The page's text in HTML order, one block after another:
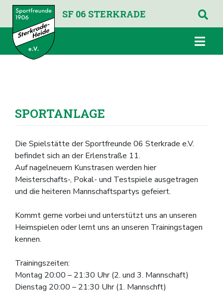
SF 06 STERKRADE
SPORTANLAGE
Die Spielstätte der Sportfreunde 06 Sterkrade e.V.
befindet sich an der Erlenstraße 11.
Auf nagelneuem Kunstrasen werden hier
Meisterschafts-, Pokal- und Testspiele ausgetragen
und die heiteren Mannschaftspartys gefeiert.
Kommt gerne vorbei und unterstützt uns an unseren
Heimspielen oder lernt uns an unseren Trainingstagen
kennen.
Trainingszeiten:
Montag 20:00 – 21:30 Uhr (2. und 3. Mannschaft)
Dienstag 20:00 – 21:30 Uhr (1. Mannschft)